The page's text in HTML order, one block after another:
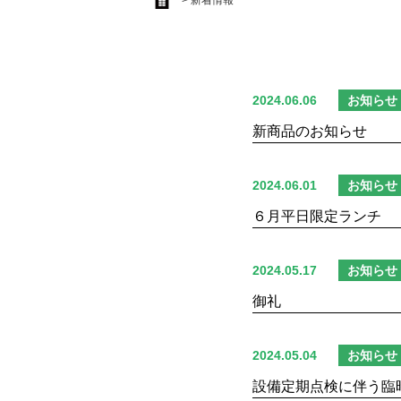
2024.06.06 お知らせ
新商品のお知らせ
2024.06.01 お知らせ
６月平日限定ランチ
2024.05.17 お知らせ
御礼
2024.05.04 お知らせ
設備定期点検に伴う臨